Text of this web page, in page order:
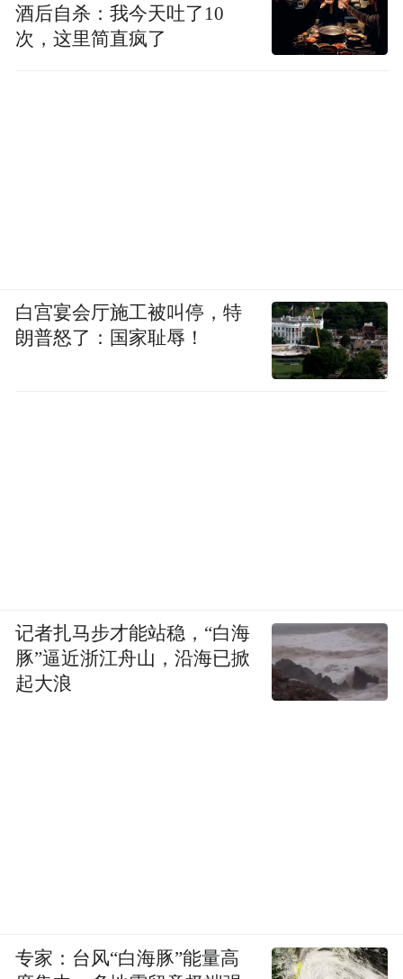
酒后自杀：我今天吐了10
次，这里简直疯了
白宫宴会厅施工被叫停，特
朗普怒了：国家耻辱！
记者扎马步才能站稳，“白海
豚”逼近浙江舟山，沿海已掀
起大浪
专家：台风“白海豚”能量高